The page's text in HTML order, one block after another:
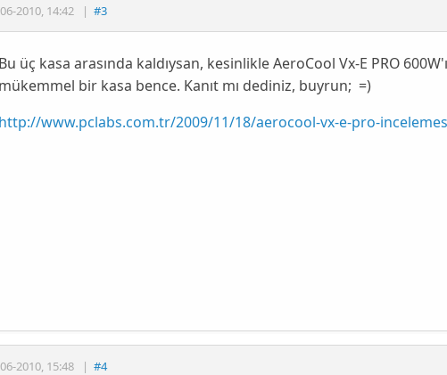
2010, 14:42 | #3
Bu üç kasa arasında kaldıysan, kesinlikleAeroCool Vx-E PRO 600W
mükemmel bir kasa bence. Kanıt mı dediniz, buyrun; =)
http://www.pclabs.com.tr/2009/11/18/aerocool-vx-e-pro-
2010, 15:48 | #4